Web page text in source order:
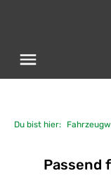
Du bist hier:
Passend